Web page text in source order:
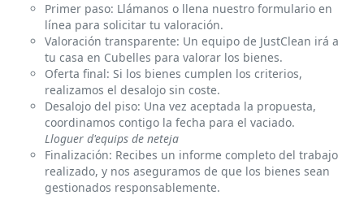
Primer paso: Llámanos o llena nuestro formulario en
línea para solicitar tu valoración.
Valoración transparente: Un equipo de JustClean irá a
tu casa en Cubelles para valorar los bienes.
Oferta final: Si los bienes cumplen los criterios,
realizamos el desalojo sin coste.
Desalojo del piso: Una vez aceptada la propuesta,
coordinamos contigo la fecha para el vaciado.
Lloguer d'equips de neteja
Finalización: Recibes un informe completo del trabajo
realizado, y nos aseguramos de que los bienes sean
gestionados responsablemente.